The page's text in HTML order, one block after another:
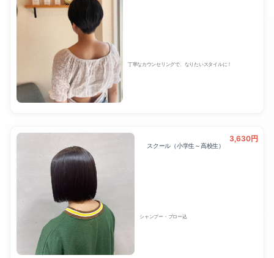
丁寧なカウンセリングで、なりたいスタイルに！
スクール（小学生～高校生）
3,630円
シャンプー・ブロー込